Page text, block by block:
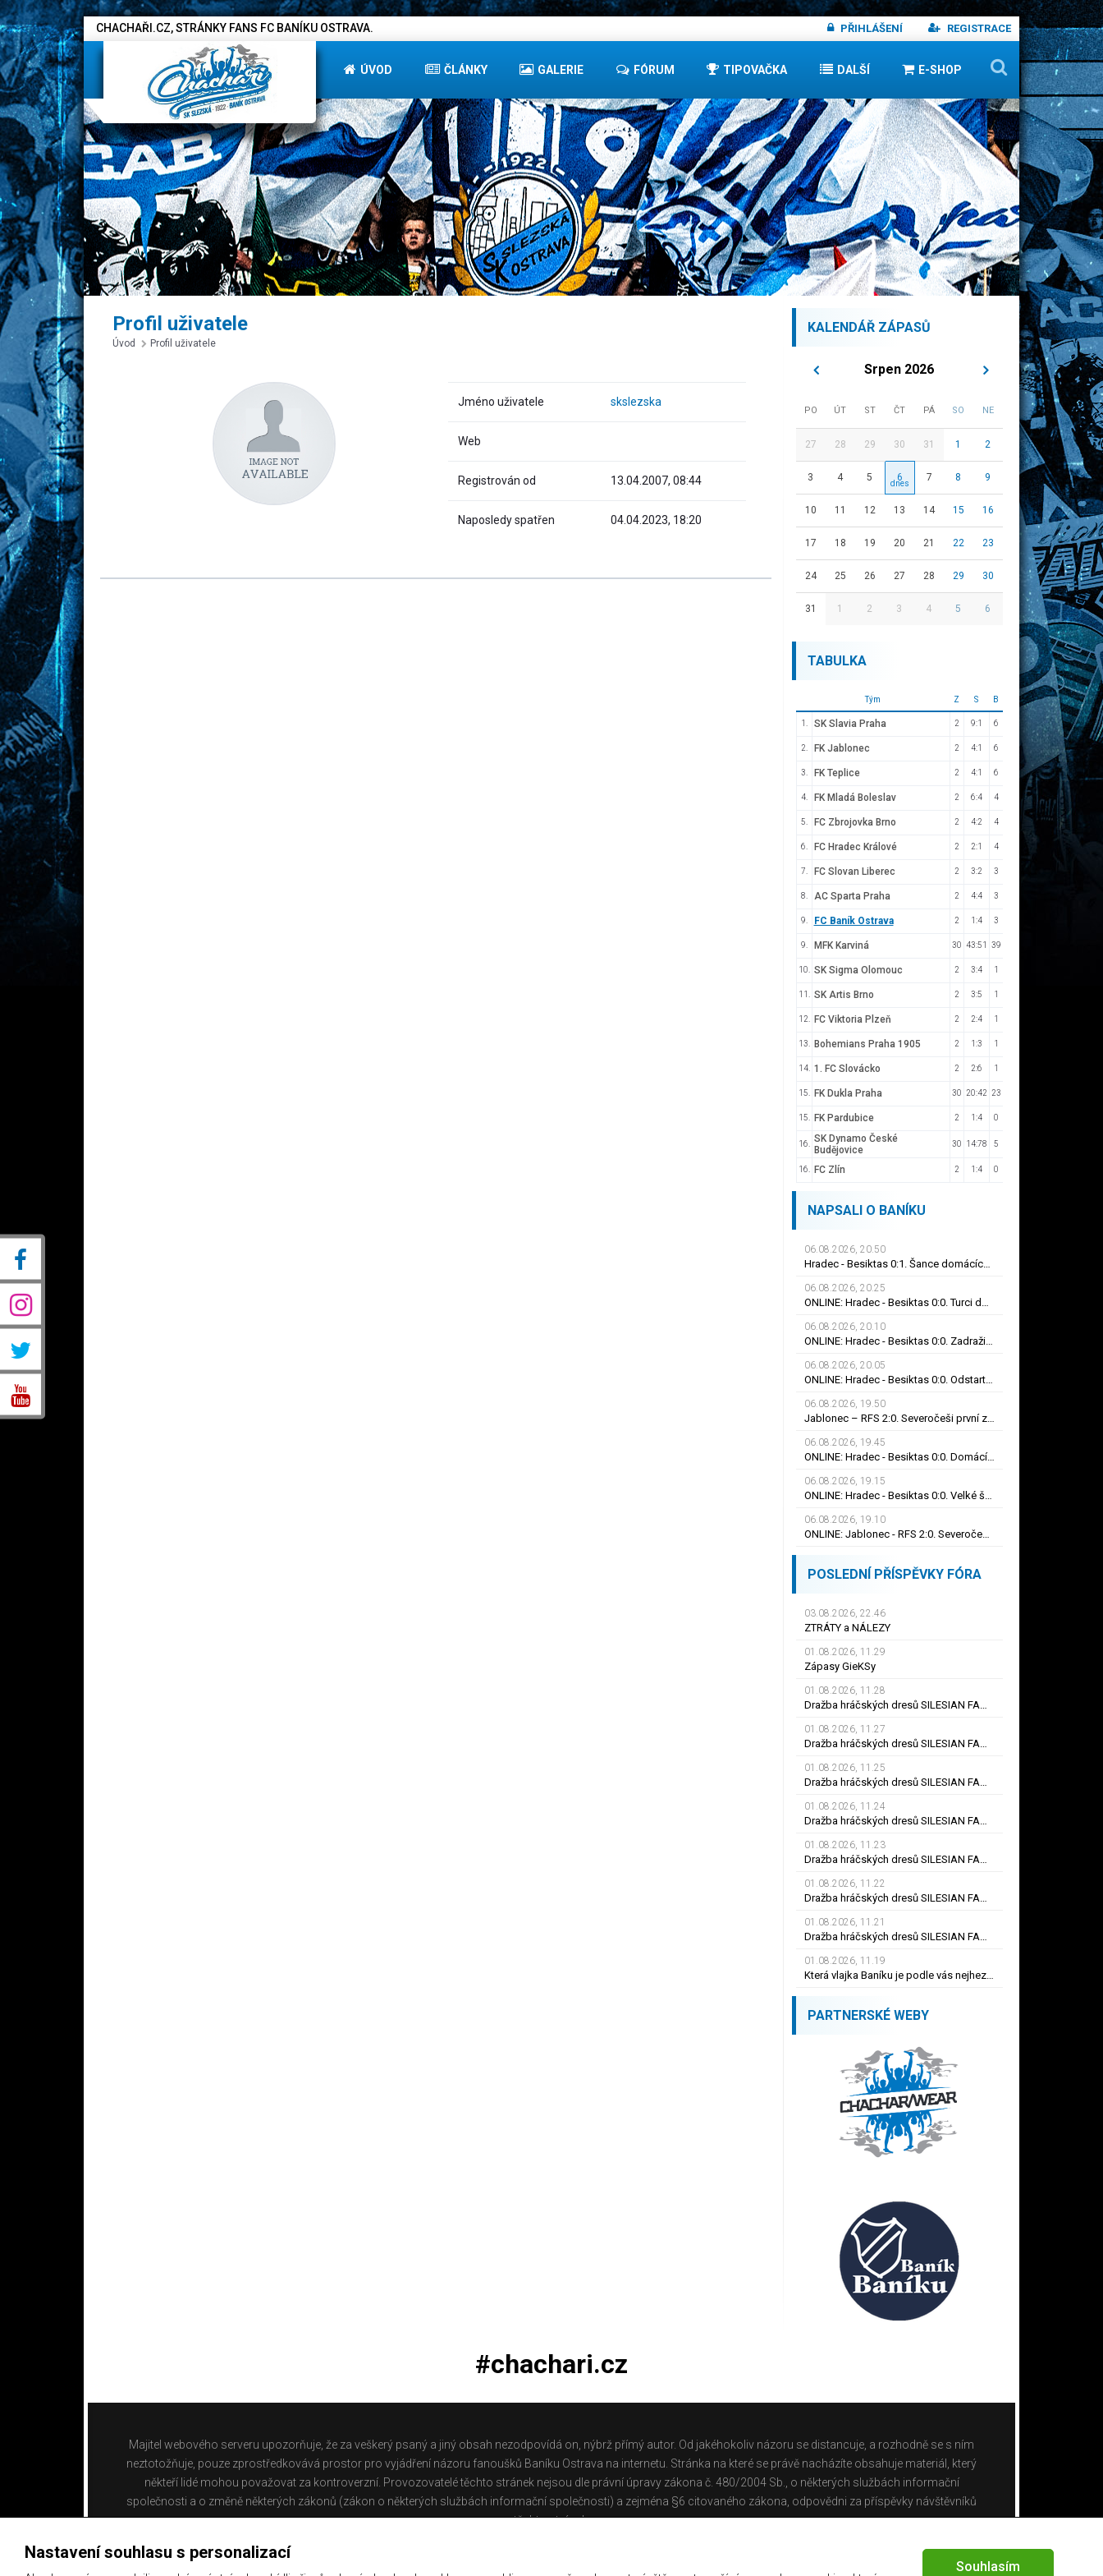
CHACHAŘI.CZ, STRÁNKY FANS FC BANÍKU OSTRAVA. PŘIHLÁŠENÍ REGISTRACE
ÚVOD ČLÁNKY GALERIE FÓRUM TIPOVAČKA DALŠÍ E-SHOP
Profil uživatele
Úvod Profil uživatele
Jméno uživatele skslezska
Web
Registrován od 13.04.2007, 08:44
Naposledy spatřen 04.04.2023, 18:20
KALENDÁŘ ZÁPASŮ
Srpen 2026
PO ÚT ST ČT PÁ SO NE
27 28 29 30 31 1 2
3 4 5 6 7 8 9
10 11 12 13 14 15 16
17 18 19 20 21 22 23
24 25 26 27 28 29 30
31 1 2 3 4 5 6
TABULKA
Tým Z S B
1. SK Slavia Praha 2 9:1 6
2. FK Jablonec 2 4:1 6
3. FK Teplice 2 4:1 6
4. FK Mladá Boleslav 2 6:4 4
5. FC Zbrojovka Brno 2 4:2 4
6. FC Hradec Králové 2 2:1 4
7. FC Slovan Liberec 2 3:2 3
8. AC Sparta Praha 2 4:4 3
9. FC Baník Ostrava 2 1:4 3
9. MFK Karviná 30 43:51 39
10. SK Sigma Olomouc 2 3:4 1
11. SK Artis Brno 2 3:5 1
12. FC Viktoria Plzeň 2 2:4 1
13. Bohemians Praha 1905 2 1:3 1
14. 1. FC Slovácko 2 2:6 1
15. FK Dukla Praha 30 20:42 23
15. FK Pardubice 2 1:4 0
16.
SK Dynamo České
Budějovice
30 14:78 5
16. FC Zlín 2 1:4 0
NAPSALI O BANÍKU
06.08.2026, 20.50
Hradec - Besiktas 0:1. Šance domácích, červená i smolný odraz. Votroci budou dotahovat
06.08.2026, 20.25
ONLINE: Hradec - Besiktas 0:0. Turci dohrávají v desíti! Umar ve stoprocentní šanci selhal
06.08.2026, 20.10
ONLINE: Hradec - Besiktas 0:0. Zadražil se blýskl skvělým zákrokem, Černý nedal tutovku
06.08.2026, 20.05
ONLINE: Hradec - Besiktas 0:0. Odstartoval druhý poločas, Černý spálil obrovskou šanci
06.08.2026, 19.50
Jablonec – RFS 2:0. Severočeši první zápas zvládli, do odvety si vezou nadějný náskok
06.08.2026, 19.45
ONLINE: Hradec - Besiktas 0:0. Domácí nápor na konci prvního poločasu, branka zatím nepadla
06.08.2026, 19.15
ONLINE: Hradec - Besiktas 0:0. Velké šance na obou stranách, na první gól se zatím čeká
06.08.2026, 19.10
ONLINE: Jablonec - RFS 2:0. Severočeši zvyšují vedení! Hlavou se prosadil Polidar
POSLEDNÍ PŘÍSPĚVKY FÓRA
03.08.2026, 22.46
ZTRÁTY a NÁLEZY
01.08.2026, 11.29
Zápasy GieKSy
01.08.2026, 11.28
Dražba hráčských dresů SILESIAN FAMILY - #25 Robert SADOWSKI
01.08.2026, 11.27
Dražba hráčských dresů SILESIAN FAMILY - #22
01.08.2026, 11.25
Dražba hráčských dresů SILESIAN FAMILY - #6
01.08.2026, 11.24
Dražba hráčských dresů SILESIAN FAMILY - #21 Jiří KLÍMA
01.08.2026, 11.23
Dražba hráčských dresů SILESIAN FAMILY - #19 Dyjan Carlos de AZEVEDO
01.08.2026, 11.22
Dražba hráčských dresů SILESIAN FAMILY - #5 Adam JÁNOŠ
01.08.2026, 11.21
Dražba hráčských dresů SILESIAN FAMILY - #1 Viktor BUDÍNSKÝ
01.08.2026, 11.19
Která vlajka Baníku je podle vás nejhezčí ?
PARTNERSKÉ WEBY
#chachari.cz
Majitel webového serveru upozorňuje, že za veškerý psaný a jiný obsah nezodpovídá on, nýbrž přímý autor. Od jakéhokoliv názoru se distancuje, a rozhodně se s ním
neztotožňuje, pouze zprostředkovává prostor pro vyjádření názoru fanoušků Baníku Ostrava na internetu. Stránka na které se právě nacházíte obsahuje materiál, který
někteří lidé mohou považovat za kontroverzní. Provozovatelé těchto stránek nejsou dle právní úpravy zákona č. 480/2004 Sb., o některých službách informační
společnosti a o změně některých zákonů (zákon o některých službách informační společnosti) a zejména §6 citovaného zákona, odpovědni za příspěvky návštěvníků
těchto stránek.
Nastavení souhlasu s personalizací
Souhlasím